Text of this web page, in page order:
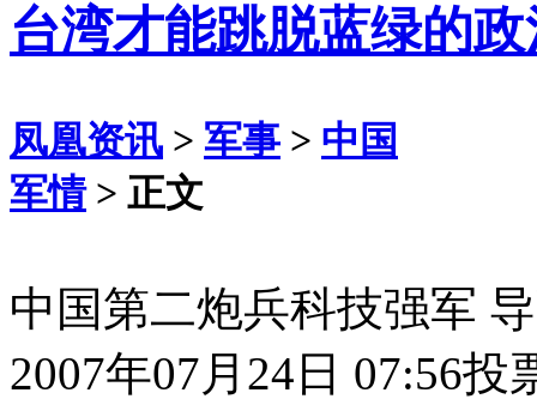
台湾才能跳脱蓝绿的
凤凰资讯 > 军事 > 中国
军情> 正文
中国第二炮兵科技强军
2007年07月24日 07:56投